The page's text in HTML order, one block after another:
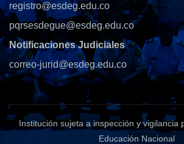
registro@esdeg.edu.co
pqrsesdegue@esdeg.edu.co
Notificaciones Judiciales
correo-jurid@esdeg.edu.co
Institución sujeta a inspección y vigilancia
Educación Nacional